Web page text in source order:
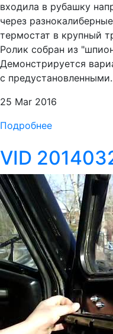
входила в рубашку
через
термостат в крупный
Ролик собран из
Демонстрируется
с
25 Mar 2016
Подробнее
VID